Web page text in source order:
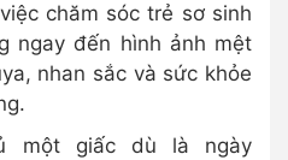
chăm sóc trẻ sơ sinh
ngay đến hình ảnh mệt
nhan sắc và sức khỏe
một giấc dù là ngày